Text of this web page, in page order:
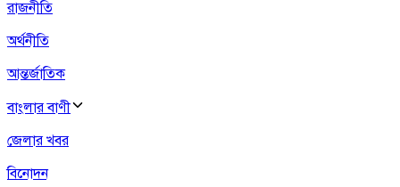
রাজনীতি
অর্থনীতি
আন্তর্জাতিক
বাংলার বাণী
জেলার খবর
বিনোদন